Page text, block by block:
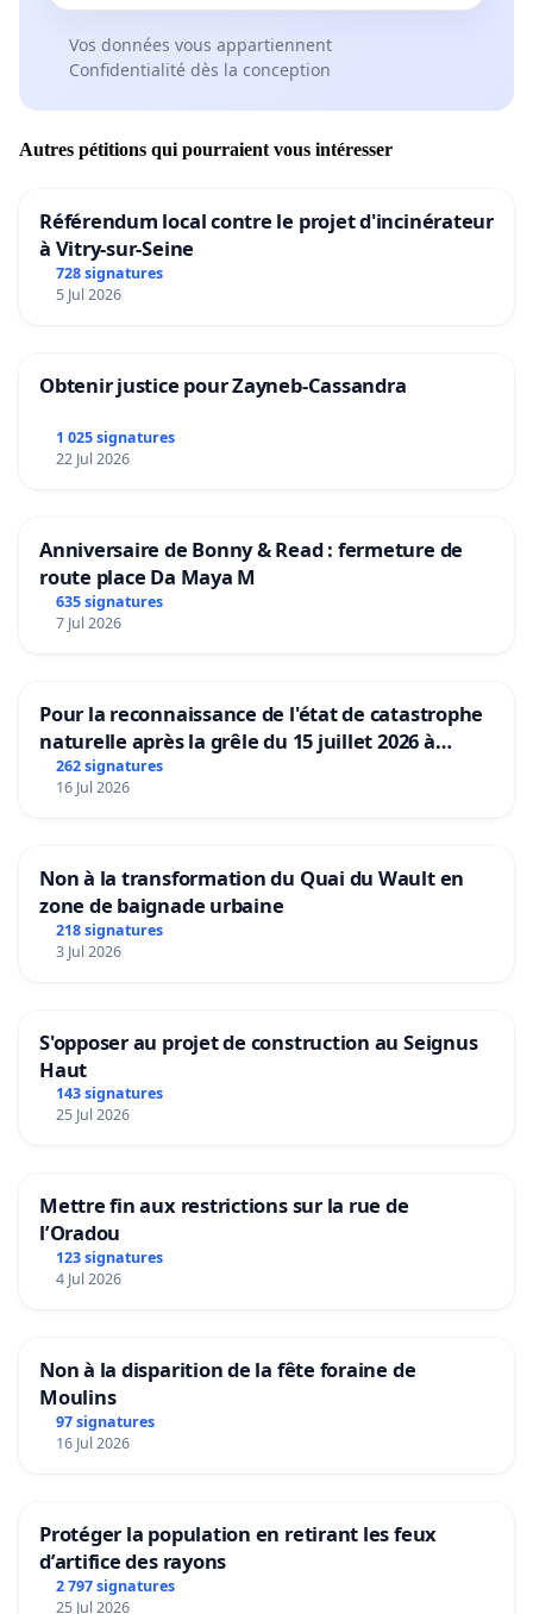
Vos données vous appartiennent
Confidentialité dès la conception
Autres pétitions qui pourraient vous intéresser
Référendum local contre le projet d'incinérateur
à Vitry-sur-Seine
728 signatures
5 Jul 2026
Obtenir justice pour Zayneb-Cassandra
1 025 signatures
22 Jul 2026
Anniversaire de Bonny & Read : fermeture de
route place Da Maya M
635 signatures
7 Jul 2026
Pour la reconnaissance de l'état de catastrophe
naturelle après la grêle du 15 juillet 2026 à
Aubenas et ses alentours
262 signatures
16 Jul 2026
Non à la transformation du Quai du Wault en
zone de baignade urbaine
218 signatures
3 Jul 2026
S'opposer au projet de construction au Seignus
Haut
143 signatures
25 Jul 2026
Mettre fin aux restrictions sur la rue de
l’Oradou
123 signatures
4 Jul 2026
Non à la disparition de la fête foraine de
Moulins
97 signatures
16 Jul 2026
Protéger la population en retirant les feux
d’artifice des rayons
2 797 signatures
25 Jul 2026